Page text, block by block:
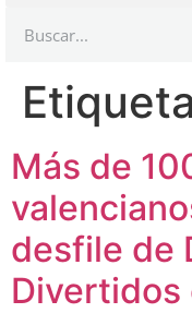
Más de
desfile de
Divertidos